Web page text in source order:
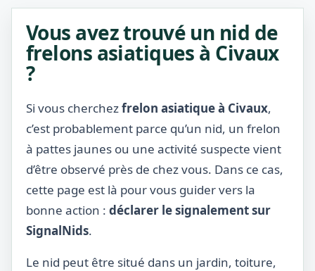
Vous avez trouvé un nid de
frelons asiatiques à Civaux
?
Si vous cherchezfrelon asiatique à Civaux,
c’est probablement parce qu’un nid, un frelon
à pattes jaunes ou une activité suspecte vient
d’être observé près de chez vous. Dans ce cas,
cette page est là pour vous guider vers la
bonne action : déclarer le signalement sur
SignalNids.
Le nid peut être situé dans un jardin, toiture,